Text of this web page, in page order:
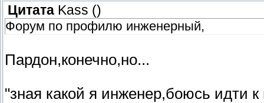
Цитата Kass ()
Форум по профилю инженерный,
Пардон,конечно,но...
"зная какой я инженер,боюсь идти к